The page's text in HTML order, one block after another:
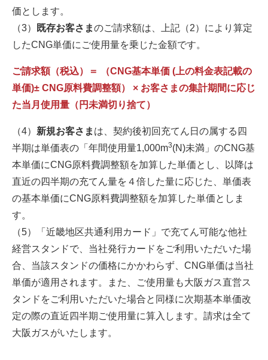
価とします。
（3）
既存お客さまのご請求額は、上記（2）により算定
したCNG単価にご使用量を乗じた金額です。
ご請求額（税込）＝ （CNG基本単価 (上の料金表記載の
単価)± CNG原料費調整額） × お客さまの集計期間に応じ
た当月使用量（円未満切り捨て）
（4） 新規お客さま は、契約後初回充てん日の属する四
半期は単価表の「年間使用量1,000m3(N)未満」のCNG基
本単価にCNG原料費調整額を加算した単価とし、以降は
直近の四半期の充てん量を４倍した量に応じた、単価表
の基本単価にCNG原料費調整額を加算した単価としま
す。
（5）「近畿地区共通利用カード」で充てん可能な他社
経営スタンドで、当社発行カードをご利用いただいた場
合、当該スタンドの価格にかかわらず、CNG単価は当社
単価が適用されます。また、ご使用量も大阪ガス直営ス
タンドをご利用いただいた場合と同様に次期基本単価改
定の際の直近四半期ご使用量に算入します。請求は全て
大阪ガスがいたします。